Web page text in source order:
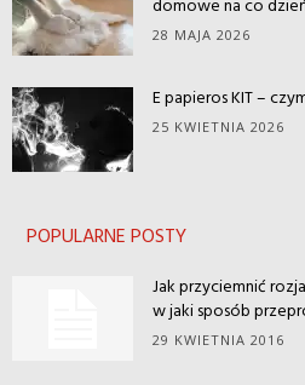
domowe na co
28 MAJA 2026
E papieros KIT –
25 KWIETNIA 2026
POPULARNE POSTY
Jak przyciemnić
w jaki sposób
29 KWIETNIA 2016